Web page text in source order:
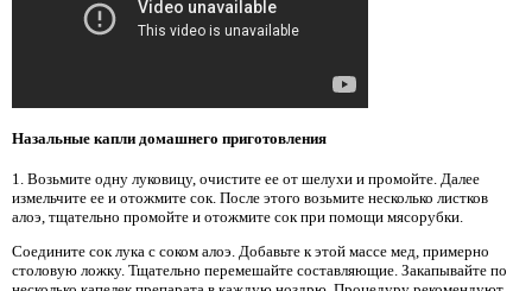
Назальные капли домашнего приготовления
1. Возьмите одну луковицу, очистите ее от шелухи и промойте. Далее
измельчите ее и отожмите сок. После этого возьмите несколько листков
алоэ, тщательно промойте и отожмите сок при помощи мясорубки.
Соедините сок лука с соком алоэ. Добавьте к этой массе мед, примерно
столовую ложку. Тщательно перемешайте составляющие. Закапывайте по